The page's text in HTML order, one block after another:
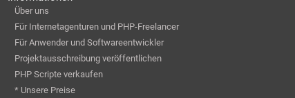
Über uns
Für Internetagenturen und PHP-Freelancer
Für Anwender und Softwareentwickler
Projektausschreibung veröffentlichen
PHP Scripte verkaufen
* Unsere Preise